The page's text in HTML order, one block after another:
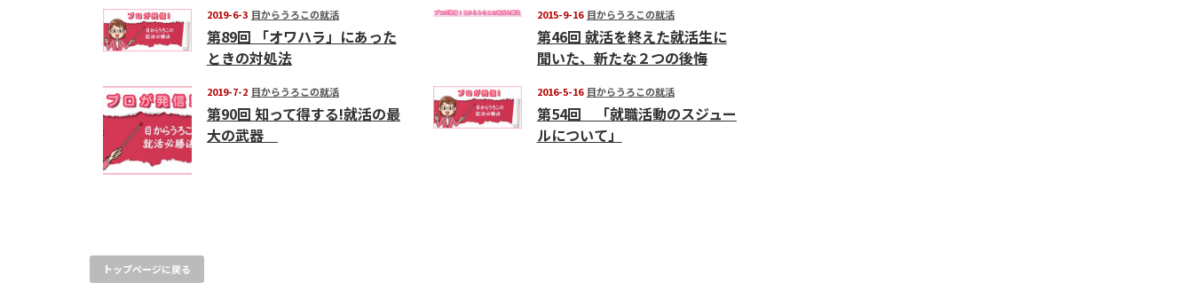
2019-6-3 目からうろこの就活
第89回 「オワハラ」にあった
ときの対処法
2015-9-16 目からうろこの就活
第46回 就活を終えた就活生に
聞いた、新たな２つの後悔
2019-7-2 目からうろこの就活
第90回 知って得する!就活の最
大の武器
2016-5-16 目からうろこの就活
第54回 「就職活動のスジュー
ルについて」
トップページに戻る